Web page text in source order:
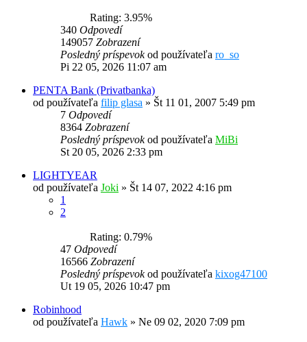
Rating: 3.95%
340 Odpovedí
149057 Zobrazení
Posledný príspevokod používateľa ro_so
Pi 22 05, 2026 11:07 am
PENTA Bank (Privatbanka)
od používateľa filip glasa » Št 11 01, 2007 5:49 pm
7 Odpovedí
8364 Zobrazení
Posledný príspevokod používateľa MiBi
St 20 05, 2026 2:33 pm
LIGHTYEAR
od používateľa Joki » Št 14 07, 2022 4:16 pm
1
2
Rating: 0.79%
47 Odpovedí
16566 Zobrazení
Posledný príspevokod používateľa kixog47100
Ut 19 05, 2026 10:47 pm
Robinhood
od používateľa Hawk » Ne 09 02, 2020 7:09 pm